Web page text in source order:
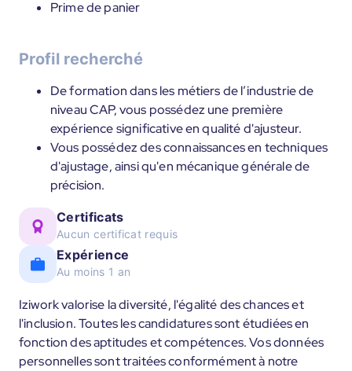
Prime de panier
Profil recherché
De formation dans les métiers de l’industrie de
niveau CAP, vous possédez une première
expérience significative en qualité d'ajusteur.
Vous possédez des connaissances en techniques
d'ajustage, ainsi qu'en mécanique générale de
précision.
Certificats
Aucun certificat requis
Expérience
Au moins 1 an
Iziwork valorise la diversité, l'égalité des chances et
l'inclusion. Toutes les candidatures sont étudiées en
fonction des aptitudes et compétences. Vos données
personnelles sont traitées conformément à notre